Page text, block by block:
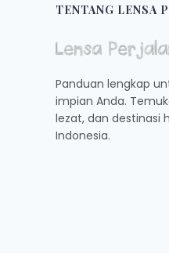
TENTANG LENSA
Panduan lengkap
impian Anda.
lezat, dan destinasi
Indonesia.